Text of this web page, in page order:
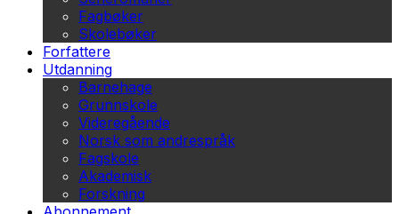
Fagbøker
Skolebøker
Forfattere
Utdanning
Barnehage
Grunnskole
Videregående
Norsk som andrespråk
Fagskole
Akademisk
Forskning